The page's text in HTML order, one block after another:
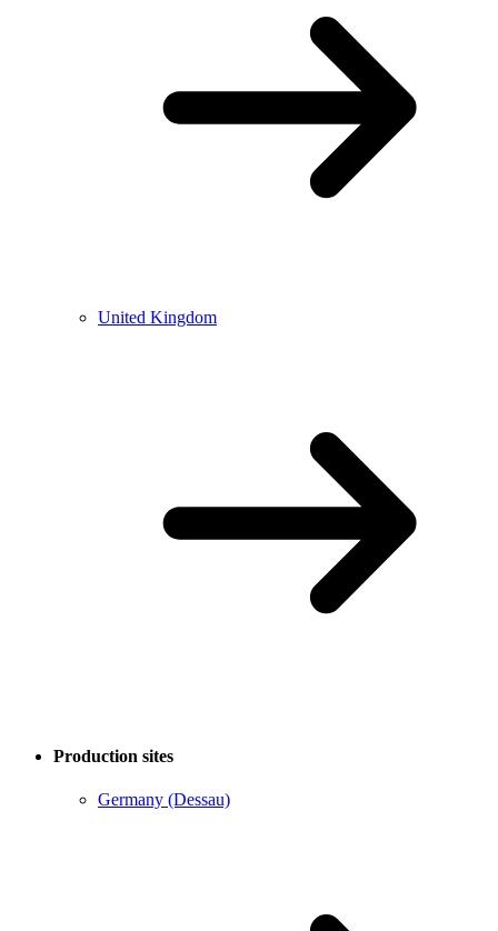
United Kingdom
Production sites
Germany (Dessau)